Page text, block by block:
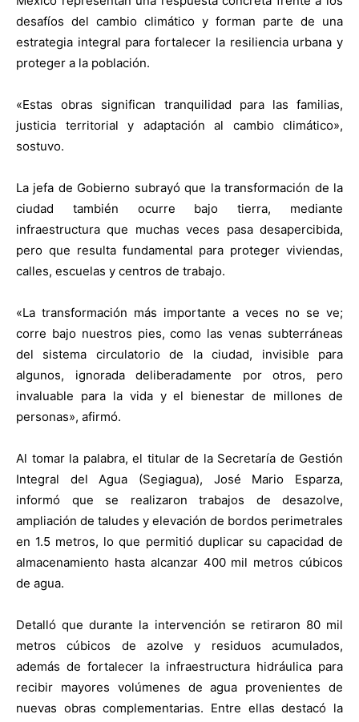
desafíos del cambio climático y forman parte de una
estrategia integral para fortalecer la resiliencia urbana y
proteger a la población.
«Estas obras significan tranquilidad para las familias,
justicia territorial y adaptación al cambio climático»,
sostuvo.
La jefa de Gobierno subrayó que la transformación de la
ciudad también ocurre bajo tierra, mediante
infraestructura que muchas veces pasa desapercibida,
pero que resulta fundamental para proteger viviendas,
calles, escuelas y centros de trabajo.
«La transformación más importante a veces no se ve;
corre bajo nuestros pies, como las venas subterráneas
del sistema circulatorio de la ciudad, invisible para
algunos, ignorada deliberadamente por otros, pero
invaluable para la vida y el bienestar de millones de
personas», afirmó.
Al tomar la palabra, el titular de la Secretaría de Gestión
Integral del Agua (Segiagua), José Mario Esparza,
informó que se realizaron trabajos de desazolve,
ampliación de taludes y elevación de bordos perimetrales
en 1.5 metros, lo que permitió duplicar su capacidad de
almacenamiento hasta alcanzar 400 mil metros cúbicos
de agua.
Detalló que durante la intervención se retiraron 80 mil
metros cúbicos de azolve y residuos acumulados,
además de fortalecer la infraestructura hidráulica para
recibir mayores volúmenes de agua provenientes de
nuevas obras complementarias. Entre ellas destacó la